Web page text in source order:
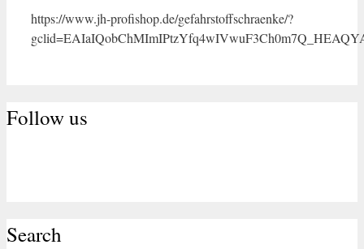
https://www.jh-profishop.de/gefahrstoffschraenke/?
Follow us
Search